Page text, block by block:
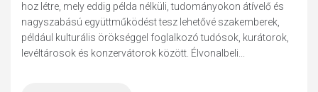
hoz létre, mely eddig példa nélküli, tudományokon átívelő és
nagyszabású együttműködést tesz lehetővé szakemberek,
például kulturális örökséggel foglalkozó tudósok, kurátorok,
levéltárosok és konzervátorok között. Élvonalbeli...